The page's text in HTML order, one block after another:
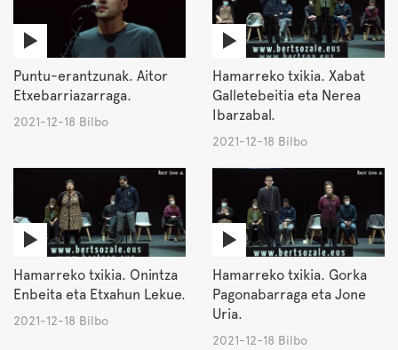
Puntu-erantzunak. Aitor
Etxebarriazarraga.
2021-12-18 Bilbo
Hamarreko txikia. Xabat
Galletebeitia eta Nerea
Ibarzabal.
2021-12-18 Bilbo
Hamarreko txikia. Onintza
Enbeita eta Etxahun Lekue.
2021-12-18 Bilbo
Hamarreko txikia. Gorka
Pagonabarraga eta Jone
Uria.
2021-12-18 Bilbo